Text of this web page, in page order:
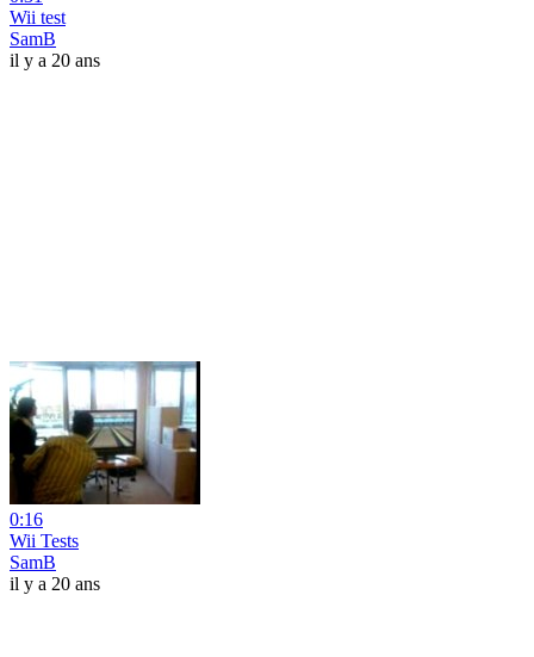
Wii test
SamB
il y a 20 ans
0:16
Wii Tests
SamB
il y a 20 ans